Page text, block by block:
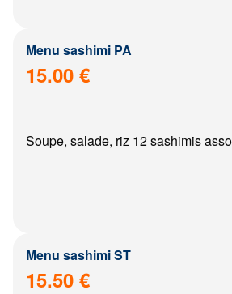
Menu sashimi PA
15.00 €
Soupe, salade, riz 12 sashimis
Menu sashimi ST
15.50 €